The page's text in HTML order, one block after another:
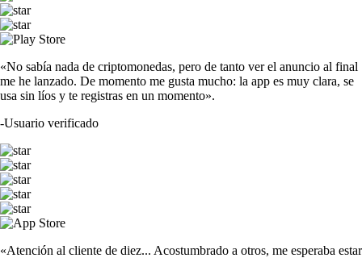
«No sabía nada de criptomonedas, pero de tanto ver el anuncio al final
me he lanzado. De momento me gusta mucho: la app es muy clara, se
usa sin líos y te registras en un momento».
-Usuario verificado
«Atención al cliente de diez... Acostumbrado a otros, me esperaba estar